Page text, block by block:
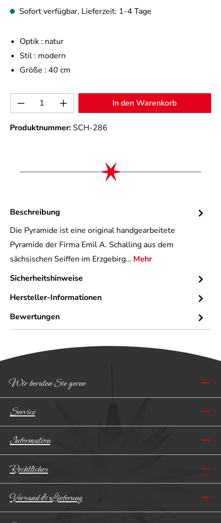
Sofort verfügbar, Lieferzeit: 1-4 Tage
Optik : natur
Stil : modern
Größe : 40 cm
Produkt Anzahl: Gib den gewünschten
In den Warenkorb
Produktnummer: SCH-286
Beschreibung
Die Pyramide ist eine original handgearbeitete
Pyramide der Firma Emil A. Schalling aus dem
sächsischen Seiffen im Erzgebirg… Mehr
Sicherheitshinweise
Hersteller-Informationen
Bewertungen
Wir beraten Sie gerne
Service
Information
Rechtliches
Versand & Lieferung